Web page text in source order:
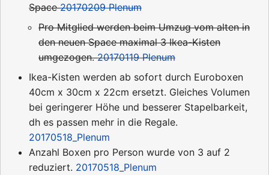
Space20170209 Plenum
Pro Mitglied werden beim Umzug vom alten in
den neuen Space maximal 3 Ikea-Kisten
umgezogen.20170119 Plenum
Ikea-Kisten werden ab sofort durch Euroboxen
40cm x 30cm x 22cm ersetzt. Gleiches Volumen
bei geringerer Höhe und besserer Stapelbarkeit,
dh es passen mehr in die Regale.
20170518_Plenum
Anzahl Boxen pro Person wurde von 3 auf 2
reduziert. 20170518_Plenum